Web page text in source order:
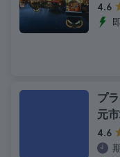
4.6
プ
元
4.6